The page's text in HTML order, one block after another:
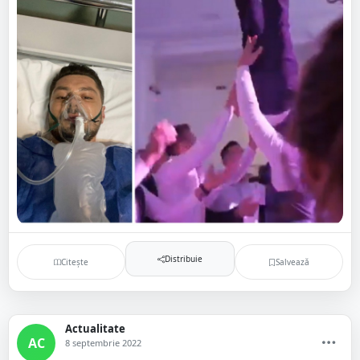
Citește Distribuie Salvează
AC
Actualitate
8 septembrie 2022